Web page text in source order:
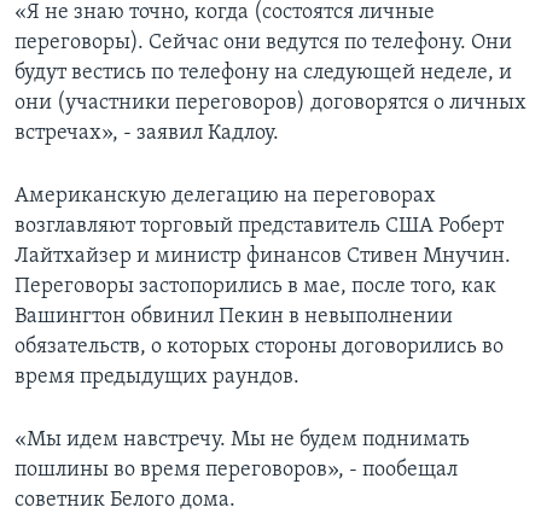
«Я не знаю точно, когда (состоятся личные
переговоры). Сейчас они ведутся по телефону. Они
будут вестись по телефону на следующей неделе, и
они (участники переговоров) договорятся о личных
встречах», - заявил Кадлоу.
Американскую делегацию на переговорах
возглавляют торговый представитель США Роберт
Лайтхайзер и министр финансов Стивен Мнучин.
Переговоры застопорились в мае, после того, как
Вашингтон обвинил Пекин в невыполнении
обязательств, о которых стороны договорились во
время предыдущих раундов.
«Мы идем навстречу. Мы не будем поднимать
пошлины во время переговоров», - пообещал
советник Белого дома.